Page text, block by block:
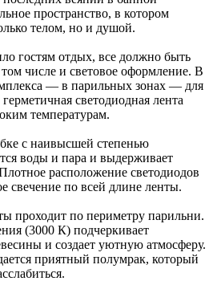
пространство, в котором
телом, но и душой.
гостям отдых, все должно быть
числе и световое оформление. В
— в парильных зонах — для
светодиодная лента
температурам.
с наивысшей степенью
воды и пара и выдерживает
расположение светодиодов
свечение по всей длине ленты.
проходит по периметру парильни.
(3000 К) подчеркивает
и создает уютную атмосферу.
приятный полумрак, который